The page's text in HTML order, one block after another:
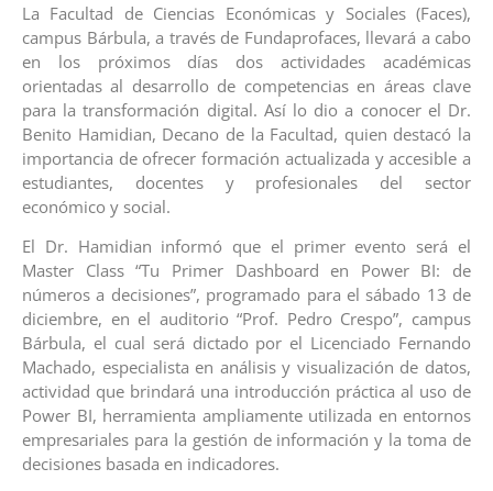
La Facultad de Ciencias Económicas y Sociales (Faces),
campus Bárbula, a través de Fundaprofaces, llevará a cabo
en los próximos días dos actividades académicas
orientadas al desarrollo de competencias en áreas clave
para la transformación digital. Así lo dio a conocer el Dr.
Benito Hamidian, Decano de la Facultad, quien destacó la
importancia de ofrecer formación actualizada y accesible a
estudiantes, docentes y profesionales del sector
económico y social.
El Dr. Hamidian informó que el primer evento será el
Master Class “Tu Primer Dashboard en Power BI: de
números a decisiones”, programado para el sábado 13 de
diciembre, en el auditorio “Prof. Pedro Crespo”, campus
Bárbula, el cual será dictado por el Licenciado Fernando
Machado, especialista en análisis y visualización de datos,
actividad que brindará una introducción práctica al uso de
Power BI, herramienta ampliamente utilizada en entornos
empresariales para la gestión de información y la toma de
decisiones basada en indicadores.